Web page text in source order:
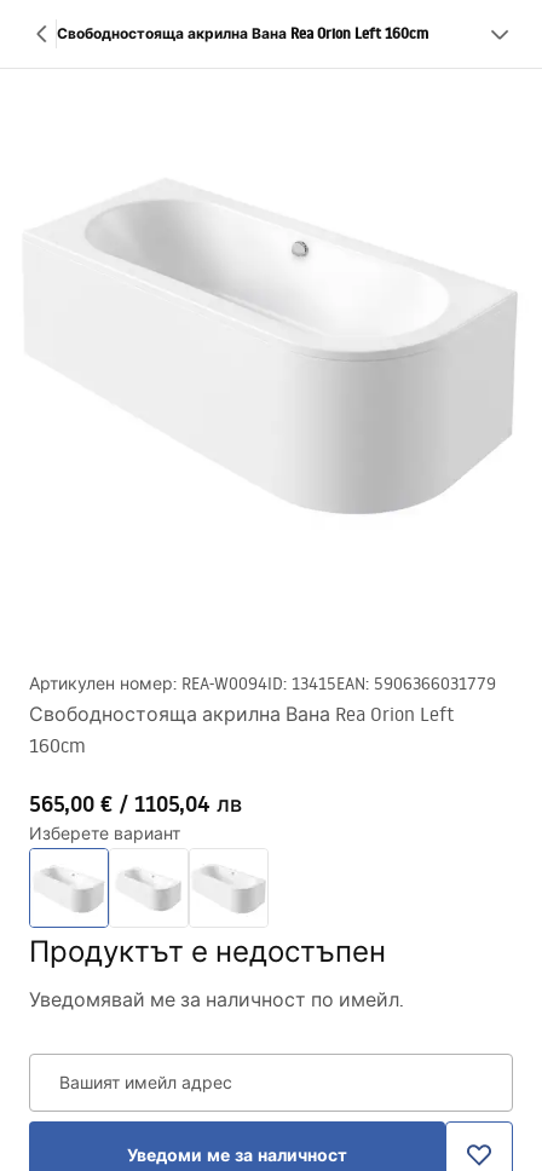
Свободностояща акрилна Вана Rea Orion Left 160cm
Артикулен номер: REA-W0094ID: 13415EAN: 5906366031779
Свободностояща акрилна Вана Rea Orion Left
160cm
565,00 € / 1105,04 лв
Изберете вариант
Продуктът е недостъпен
Уведомявай ме за наличност по имейл.
Вашият имейл адрес
Уведоми ме за наличност